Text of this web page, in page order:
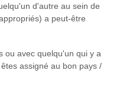
d'autre au sein de
a peut-être
ou avec quelqu'un qui y a
assigné au bon pays /